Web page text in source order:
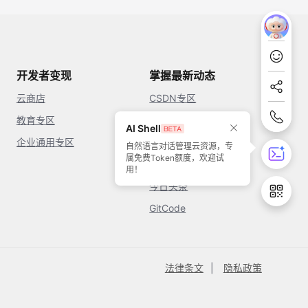
开发者变现
云商店
教育专区
企业通用专区
掌握最新动态
CSDN专区
开源中国
51CTO
今日头条
GitCode
法律条文 隐私政策
AI Shell
自然语言对话管理云资源，专
属免费Token额度，欢迎试
用！